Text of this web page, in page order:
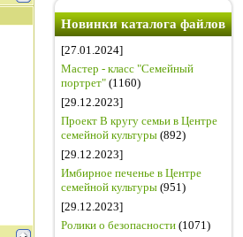
Новинки каталога файлов
[27.01.2024]
Мастер - класс "Семейный
портрет" (1160)
[29.12.2023]
Проект В кругу семьи в Центре
семейной культуры (892)
[29.12.2023]
Имбирное печенье в Центре
семейной культуры (951)
[29.12.2023]
Ролики о безопасности (1071)